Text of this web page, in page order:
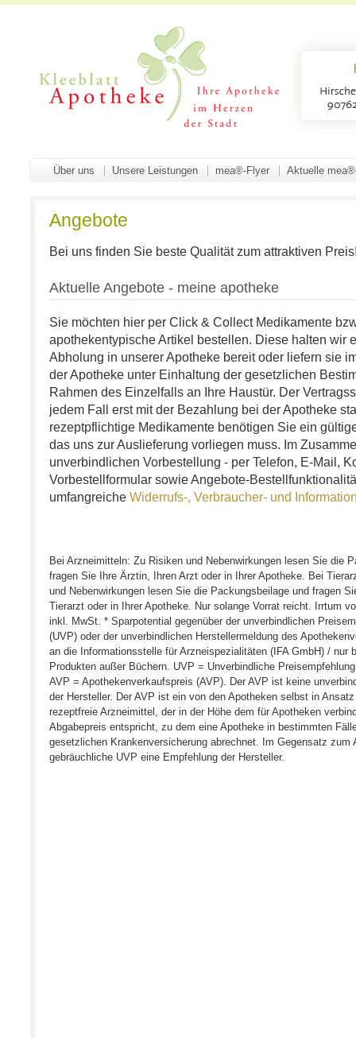
Über uns Unsere Leistungen mea®-Flyer Aktuelle
Angebote
Bei uns finden Sie beste Qualität zum attraktiven
Aktuelle Angebote - meine apotheke
Sie möchten hier per Click & Collect Medikamente
apothekentypische Artikel bestellen. Diese halten wir
Abholung in unserer Apotheke bereit oder liefern sie
der Apotheke unter Einhaltung der gesetzlichen
Rahmen des Einzelfalls an Ihre Haustür. Der
jedem Fall erst mit der Bezahlung bei der Apotheke
rezeptpflichtige Medikamente benötigen Sie ein
das uns zur Auslieferung vorliegen muss. Im
unverbindlichen Vorbestellung - per Telefon, E-Mail,
Vorbestellformular sowie Angebote-
umfangreiche Widerrufs-, Verbraucher- und
Bei Arzneimitteln: Zu Risiken und Nebenwirkungen lesen Sie die
fragen Sie Ihre Ärztin, Ihren Arzt oder in Ihrer Apotheke. Bei
und Nebenwirkungen lesen Sie die Packungsbeilage und fragen
Tierarzt oder in Ihrer Apotheke. Nur solange Vorrat reicht. Irrtum
inkl. MwSt. * Sparpotential gegenüber der unverbindlichen
(UVP) oder der unverbindlichen Herstellermeldung des
an die Informationsstelle für Arzneispezialitäten (IFA GmbH) / nur
Produkten außer Büchern. UVP = Unverbindliche
AVP = Apothekenverkaufspreis (AVP). Der AVP ist keine
der Hersteller. Der AVP ist ein von den Apotheken selbst in
rezeptfreie Arzneimittel, der in der Höhe dem für Apotheken
Abgabepreis entspricht, zu dem eine Apotheke in bestimmten
gesetzlichen Krankenversicherung abrechnet. Im Gegensatz zum
gebräuchliche UVP eine Empfehlung der Hersteller.